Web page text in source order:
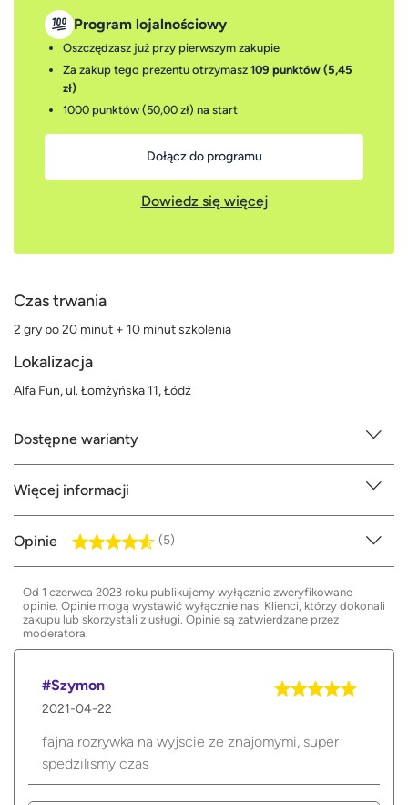
Program lojalnościowy
Oszczędzasz już przy pierwszym zakupie
Za zakup tego prezentu otrzymasz 109 punktów (5,45
zł)
1000 punktów (50,00 zł) na start
Dołącz do programu
Dowiedz się więcej
Czas trwania
2 gry po 20 minut + 10 minut szkolenia
Lokalizacja
Alfa Fun, ul. Łomżyńska 11, Łódź
Dostępne warianty
Więcej informacji
Opinie (5)
Od 1 czerwca 2023 roku publikujemy wyłącznie zweryfikowane
opinie. Opinie mogą wystawić wyłącznie nasi Klienci, którzy dokonali
zakupu lub skorzystali z usługi. Opinie są zatwierdzane przez
moderatora.
#Szymon
2021-04-22
fajna rozrywka na wyjscie ze znajomymi, super
spedzilismy czas